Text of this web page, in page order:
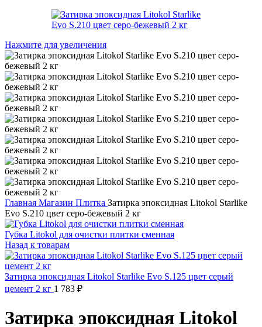
Нажмите для увеличения
Главная Магазин Плитка Затирка эпоксидная Litokol Starlike
Evo S.210 цвет серо-бежевый 2 кг
Губка Litokol для очистки плитки сменная
Назад к товарам
Затирка эпоксидная Litokol Starlike Evo S.125 цвет серый
цемент 2 кг 1 783 ₽
Затирка эпоксидная Litokol